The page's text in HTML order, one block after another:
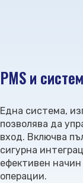
PMS и
Една система,
позволява да
вход. Включва
сигурна
ефективен начин
операции.